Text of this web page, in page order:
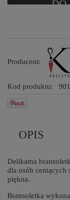
Producent:
Kod produktu:
OPIS
Delikatna
dla osób ceniących
piękna.
Bransoletka